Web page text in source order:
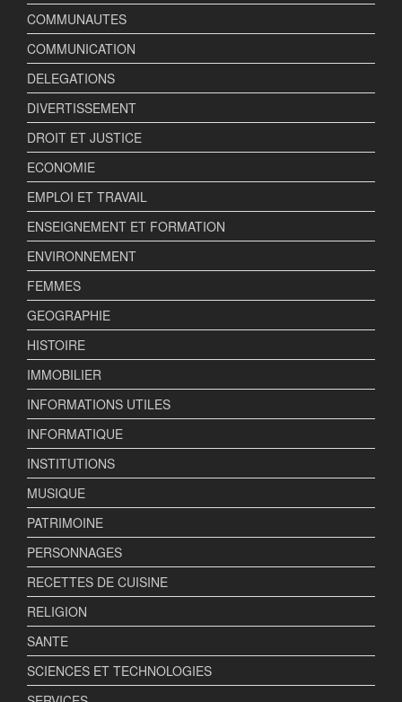
COMMUNAUTES
COMMUNICATION
DELEGATIONS
DIVERTISSEMENT
DROIT ET JUSTICE
ECONOMIE
EMPLOI ET TRAVAIL
ENSEIGNEMENT ET FORMATION
ENVIRONNEMENT
FEMMES
GEOGRAPHIE
HISTOIRE
IMMOBILIER
INFORMATIONS UTILES
INFORMATIQUE
INSTITUTIONS
MUSIQUE
PATRIMOINE
PERSONNAGES
RECETTES DE CUISINE
RELIGION
SANTE
SCIENCES ET TECHNOLOGIES